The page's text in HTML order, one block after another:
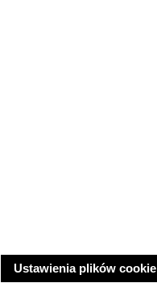
Ustawienia plików cookie